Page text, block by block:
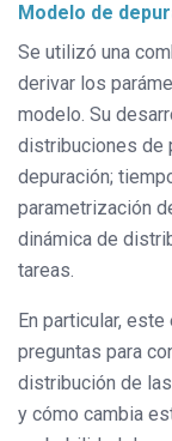
Modelo de
Se utilizó una
derivar los
modelo. Su
distribuciones de
depuración;
parametrización
dinámica de
tareas.
En particular,
preguntas para
distribución de
y cómo cambia